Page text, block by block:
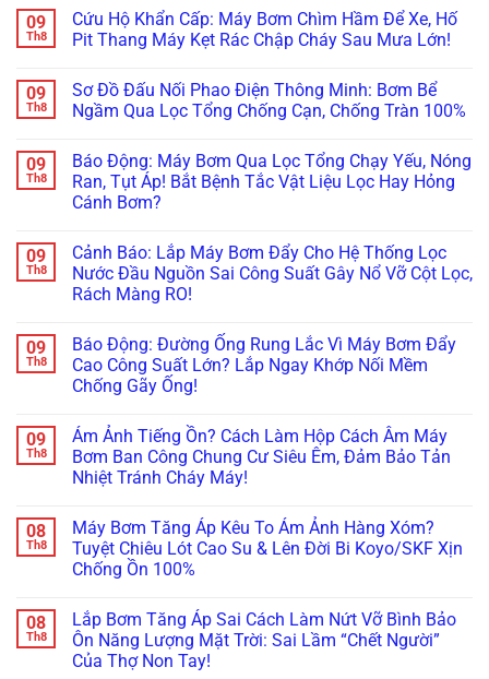
“Hồi
Sinh”
Máy
Nước
Thải
Công
Hướng
Dẫn
Quấn
Lại
Đồng
&
Thay
Dầu
Làm
A-
Z!
bình
luận
ở
Máy
Bơm
Hồ
To,
Rò
Điện!
Cách
Chống
Cạn
Cứu
Đàn
Cá
09
Th8
Cứu Hộ Khẩn Cấp: Máy Bơm Chìm Hầm Để Xe, Hố
Pit Thang Máy Kẹt Rác Chập Cháy Sau Mưa Lớn!
bình
luận
ở
Khẩn
Cấp:
Máy
Bơm
Để
Xe,
Hố
Pit
Thang
Rác
Chập
Cháy
Sau
09
Th8
Sơ Đồ Đấu Nối Phao Điện Thông Minh: Bơm Bể
Ngầm Qua Lọc Tổng Chống Cạn, Chống Tràn 100%
bình
luận
ở
Sơ
Nối
Phao
Điện
Thông
Minh:
Ngầm
Qua
Lọc
Tổng
Chống
Tràn
100%
09
Th8
Báo Động: Máy Bơm Qua Lọc Tổng Chạy Yếu, Nóng
Ran, Tụt Áp! Bắt Bệnh Tắc Vật Liệu Lọc Hay Hỏng
Cánh Bơm?
bình
luận
ở
Báo
Bơm
Qua
Lọc
Tổng
Chạy
Ran,
Tụt
Áp!
Bắt
Vật
Liệu
Lọc
Hay
Hỏng
09
Th8
Cảnh Báo: Lắp Máy Bơm Đẩy Cho Hệ Thống Lọc
Nước Đầu Nguồn Sai Công Suất Gây Nổ Vỡ Cột Lọc,
Rách Màng RO!
bình
luận
ở
Cảnh
Máy
Bơm
Đẩy
Cho
Hệ
Nước
Đầu
Nguồn
Sai
Gây
Nổ
Vỡ
Cột
Lọc,
09
Th8
Báo Động: Đường Ống Rung Lắc Vì Máy Bơm Đẩy
Cao Công Suất Lớn? Lắp Ngay Khớp Nối Mềm
Chống Gãy Ống!
bình
luận
ở
Báo
Ống
Rung
Lắc
Vì
Máy
Cao
Công
Suất
Lớn?
09
Th8
Ám Ảnh Tiếng Ồn? Cách Làm Hộp Cách Âm Máy
Bơm Ban Công Chung Cư Siêu Êm, Đảm Bảo Tản
Nhiệt Tránh Cháy Máy!
bình
luận
Ám
Ồn?
Cách
Làm
Hộp
Cách
08
Th8
Máy Bơm Tăng Áp Kêu To Ám Ảnh Hàng Xóm?
Tuyệt Chiêu Lót Cao Su & Lên Đời Bi Koyo/SKF Xịn
Chống Ồn 100%
bình
luận
ở
Máy
08
Th8
Lắp Bơm Tăng Áp Sai Cách Làm Nứt Vỡ Bình Bảo
Ôn Năng Lượng Mặt Trời: Sai Lầm “Chết Người”
Của Thợ Non Tay!